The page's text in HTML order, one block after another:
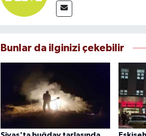
Bunlar da ilginizi çekebilir